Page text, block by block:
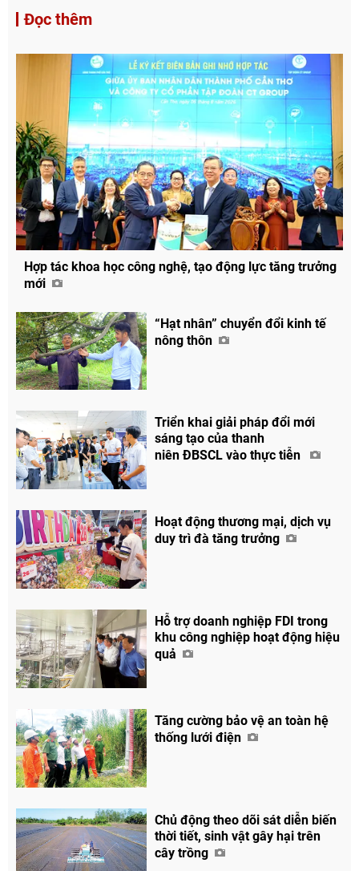
Đọc thêm
Hợp tác khoa học công nghệ, tạo động lực tăng trưởng
mới
“Hạt nhân” chuyển đổi kinh tế
nông thôn
Triển khai giải pháp đổi mới
sáng tạo của thanh
niên ĐBSCL vào thực tiễn
Hoạt động thương mại, dịch vụ
duy trì đà tăng trưởng
Hỗ trợ doanh nghiệp FDI trong
khu công nghiệp hoạt động hiệu
quả
Tăng cường bảo vệ an toàn hệ
thống lưới điện
Chủ động theo dõi sát diễn biến
thời tiết, sinh vật gây hại trên
cây trồng